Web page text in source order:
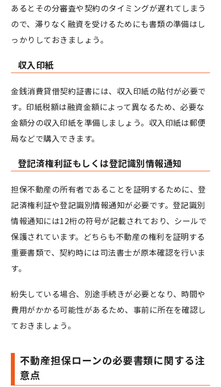
あるとその分審査や契約のタイミングが遅れてしまう
ので、滞りなく融資を受けるためにも書類の準備はし
っかりしておきましょう。
収入印紙
金銭消費貸借契約証書には、収入印紙の貼付が必要で
す。印紙税額は融資金額によって異なるため、必要な
金額分の収入印紙を準備しましょう。収入印紙は郵便
局などで購入できます。
登記済権利証もしくは登記識別情報通知
担保不動産の所有者であることを証明するために、登
記済権利証や登記識別情報通知が必要です。登記識別
情報通知には12桁の符号が記載されており、シールで
保護されています。どちらも不動産の権利を証明する
重要書類で、契約時には司法書士が原本確認を行いま
す。
紛失している場合、別途手続きが必要となり、時間や
費用がかかる可能性があるため、事前に所在を確認し
ておきましょう。
不動産担保ローンの必要書類に関する注
意点